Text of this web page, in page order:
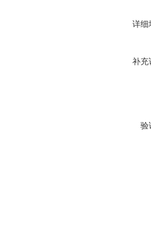
详细
补充
验